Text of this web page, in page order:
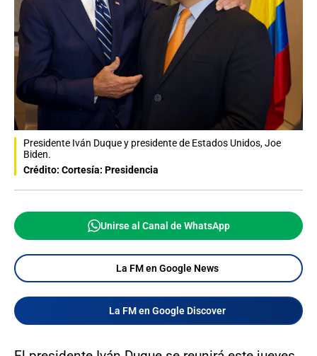
Presidente Iván Duque y presidente de Estados Unidos, Joe
Biden.
Crédito: Cortesía: Presidencia
Unirse al Canal de WhatsApp
La FM en Google News
La FM en Google Discover